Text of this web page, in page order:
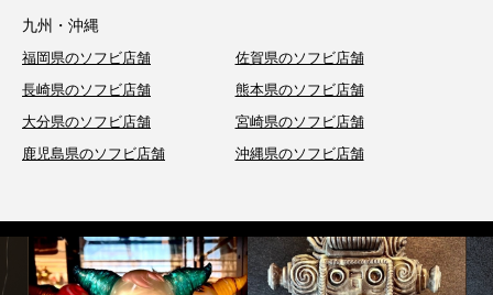
九州・沖縄
福岡県のソフビ店舗
佐賀県のソフビ店舗
長崎県のソフビ店舗
熊本県のソフビ店舗
大分県のソフビ店舗
宮崎県のソフビ店舗
鹿児島県のソフビ店舗
沖縄県のソフビ店舗